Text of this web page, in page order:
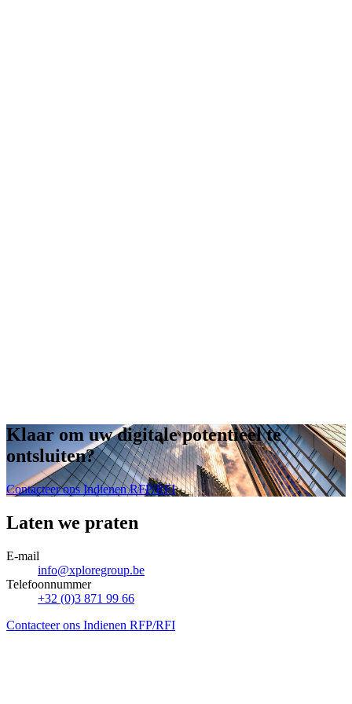
Klaar om uw digitale potentieel te
ontsluiten?
Contacteer onsIndienen RFP/RFI
Laten we praten
E-mail
info@xploregroup.be
Telefoonnummer
+32 (0)3 871 99 66
Contacteer ons Indienen RFP/RFI